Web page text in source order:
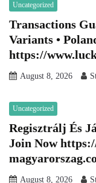
Uncategorized
Transactions
Variants •
https://
August 8, 2026
Uncategorized
Regisztrálj És
Join Now
August 8, 2026